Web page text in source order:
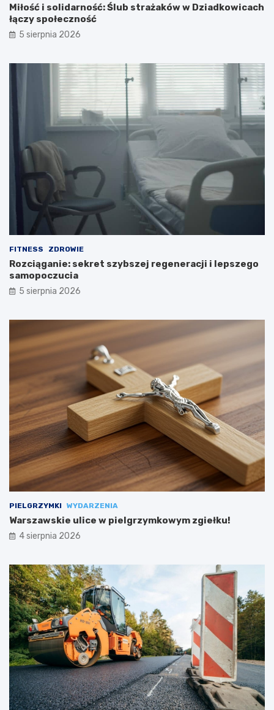
Miłość i solidarność: Ślub strażaków w Dziadkowicach
łączy społeczność
5 sierpnia 2026
FITNESS ZDROWIE
Rozciąganie: sekret szybszej regeneracji i lepszego
samopoczucia
5 sierpnia 2026
PIELGRZYMKI WYDARZENIA
Warszawskie ulice w pielgrzymkowym zgiełku!
4 sierpnia 2026